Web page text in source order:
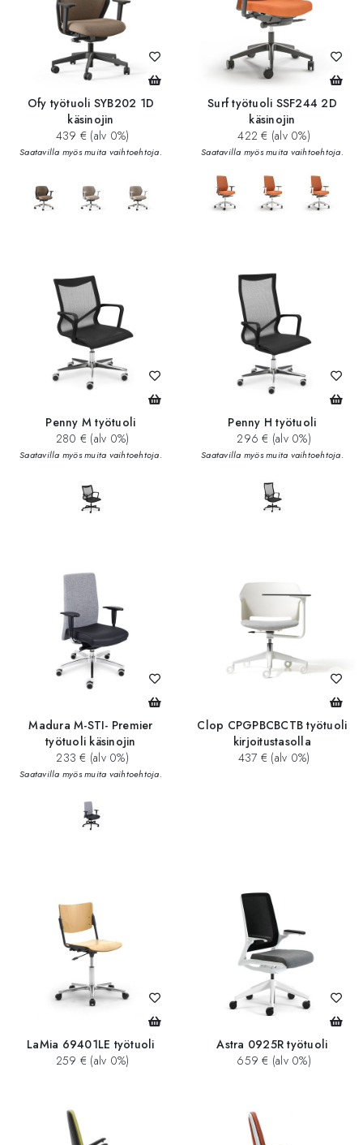
Ofy työtuoli SYB202 1D
käsinojin
439 € (alv 0%)
Saatavilla myös muita vaihtoehtoja.
Surf työtuoli SSF244 2D
käsinojin
422 € (alv 0%)
Saatavilla myös muita vaihtoehtoja.
Penny M työtuoli
280 € (alv 0%)
Saatavilla myös muita vaihtoehtoja.
Penny H työtuoli
296 € (alv 0%)
Saatavilla myös muita vaihtoehtoja.
Madura M-STI- Premier
työtuoli käsinojin
233 € (alv 0%)
Saatavilla myös muita vaihtoehtoja.
Clop CPGPBCBCTB työtuoli
kirjoitustasolla
437 € (alv 0%)
LaMia 69401LE työtuoli
259 € (alv 0%)
Astra 0925R työtuoli
659 € (alv 0%)